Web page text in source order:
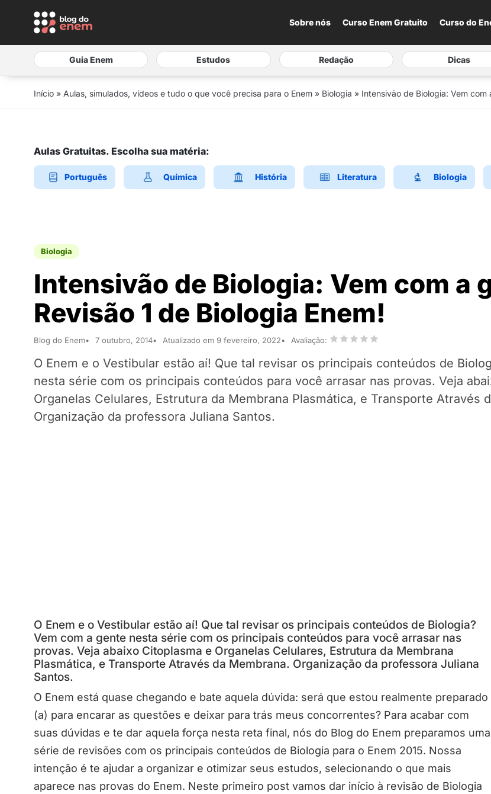
Sobre nós Curso Enem Gratuito Curso do
Guia Enem Estudos Redação Dicas
Início » Aulas, simulados, vídeos e tudo o que você precisa para o Enem » Biologia » Intensivão de Biologia: Vem com
Aulas Gratuitas. Escolha sua matéria:
Português Química História Literatura Biologia
Biologia
Intensivão de Biologia: Vem com a
Revisão 1 de Biologia Enem!
Blog do Enem 7 outubro, 2014 Atualizado em 9 fevereiro, 2022 Avaliação:
O Enem e o Vestibular estão aí! Que tal revisar os principais conteúdos de
nesta série com os principais conteúdos para você arrasar nas provas. Veja
Organelas Celulares, Estrutura da Membrana Plasmática, e Transporte Através
Organização da professora Juliana Santos.
O Enem e o Vestibular estão aí! Que tal revisar os principais conteúdos de Biologia?
Vem com a gente nesta série com os principais conteúdos para você arrasar nas
provas. Veja abaixo Citoplasma e Organelas Celulares, Estrutura da Membrana
Plasmática, e Transporte Através da Membrana. Organização da professora Juliana
Santos.
O Enem está quase chegando e bate aquela dúvida: será que estou realmente preparado
(a) para encarar as questões e deixar para trás meus concorrentes? Para acabar com
suas dúvidas e te dar aquela força nesta reta final, nós do Blog do Enem preparamos uma
série de revisões com os principais conteúdos de Biologia para o Enem 2015. Nossa
intenção é te ajudar a organizar e otimizar seus estudos, selecionando o que mais
aparece nas provas do Enem. Neste primeiro post vamos dar início à revisão de Biologia